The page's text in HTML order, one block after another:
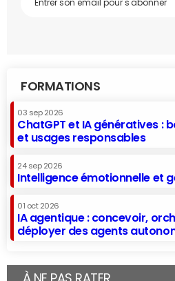
FORMATIONS
03 sep 2026
ChatGPT et IA génératives :
et usages responsables
24 sep 2026
Intelligence émotionnelle et
01 oct 2026
IA agentique : concevoir,
déployer des agents
À NE PAS RATER